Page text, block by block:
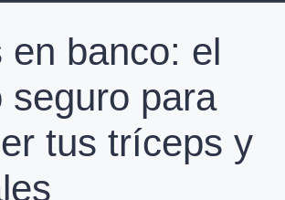
en banco: el
seguro para
tus tríceps y